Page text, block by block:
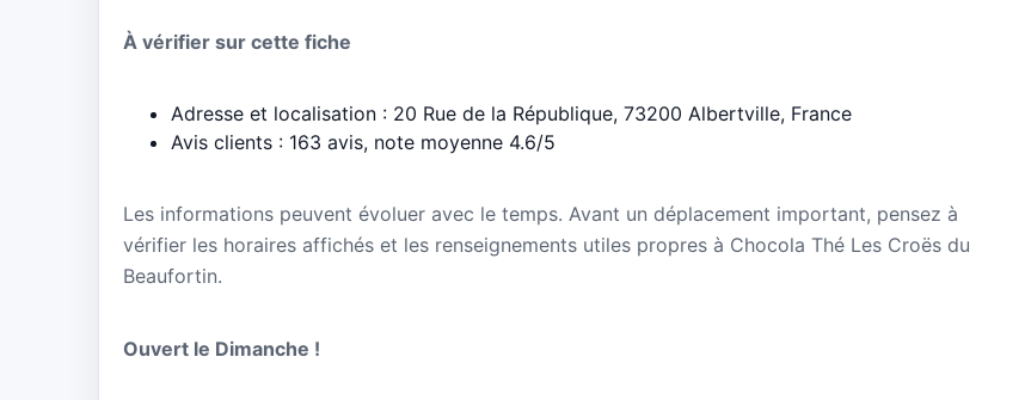
À vérifier sur cette fiche
Adresse et localisation : 20 Rue de la République, 73200 Albertville, France
Avis clients : 163 avis, note moyenne 4.6/5
Les informations peuvent évoluer avec le temps. Avant un déplacement important, pensez à
vérifier les horaires affichés et les renseignements utiles propres à Chocola Thé Les Croës du
Beaufortin.
Ouvert le Dimanche !